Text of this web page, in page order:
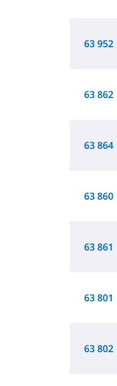
63 952
63 862
63 864
63 860
63 861
63 801
63 802